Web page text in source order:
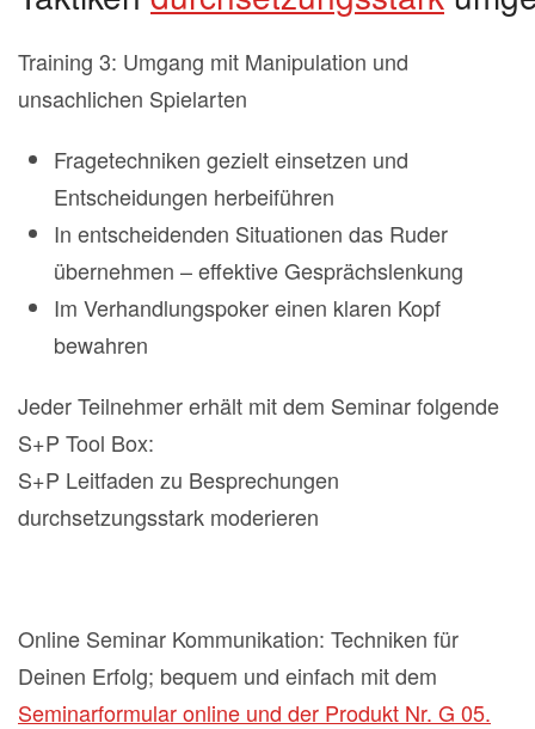
Training 3: Umgang mit Manipulation und
unsachlichen Spielarten
Fragetechniken gezielt einsetzen und
Entscheidungen herbeiführen
In entscheidenden Situationen das Ruder
übernehmen – effektive Gesprächslenkung
Im Verhandlungspoker einen klaren Kopf
bewahren
Jeder Teilnehmer erhält mit dem Seminar folgende
S+P Tool Box:
S+P Leitfaden zu Besprechungen
durchsetzungsstark moderieren
Online Seminar Kommunikation: Techniken für
Deinen Erfolg; bequem und einfach mit dem
Seminarformular online und der Produkt Nr. G 05.